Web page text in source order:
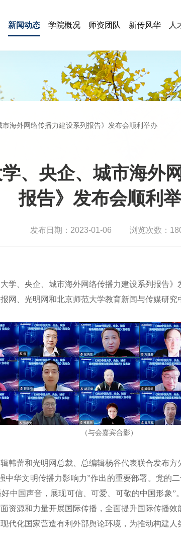
新闻动态 学院概况 师资团队 新传风华 人
海外网络传播力建设系列报告》发布会顺利举办
学、央企、城市海外
报告》发布会顺利
发布日期：2023-01-06 浏览次数：
、央企、城市海外网络传播力建设系列报告》
网、光明网和北京师范大学教育新闻与传媒研究
（与会嘉宾合影）
蕾和光明网总裁、总编辑杨谷代表联合发布方
中华文明传播力影响力”作出的重要部署。党的
中国声音，展现可信、可爱、可敬的中国形象”
资源和力量开展国际传播，全面提升国际传播
代化国家营造有利外部舆论环境，为推动构建人